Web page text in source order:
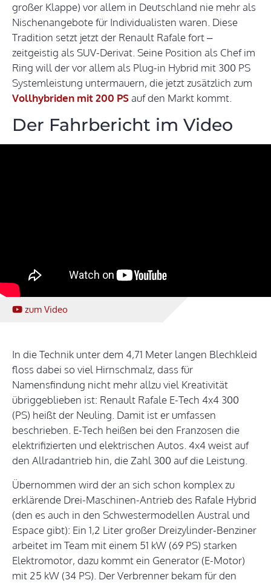
großer Klappe) vor allem in Deutschland nie mehr als
Nischenangebote für Individualisten waren. Diese
Tradition setzt jetzt der Renault Rafale fort –
zeitgeistig als SUV-Derivat. Seine Position als Chef im
Ring will der vor allem als Plug-in Hybrid mit 300 PS
Systemleistung untermauern, die jetzt zusätzlich zum
Vollhybriden mit 200 PSauf den Markt kommt.
Der Fahrbericht im Video
zum Video
In die Technik unter dem 4,71 Meter langen Blechkleid
floss dabei so viel Hirnschmalz, dass für
Namensfindung nicht mehr allzu viel Kreativität
übriggeblieben ist: Renault Rafale E-Tech 4x4 300
(PS) heißt der Neuling. Damit ist er umfassen
beschrieben. E-Tech heißen bei den Franzosen die
elektrifizierten und elektrischen Autos. 4x4 weist auf
den Allradantrieb hin, die Zahl 300 auf die Leistung.
Übernommen wird der an sich schon komplex zu
erklärende Drei-Maschinen-Antrieb des Rafale Hybrid
(den es auch in den Schwestermodellen Austral und
Espace gibt): Ein 1,2 Liter großer Dreizylinder-Benziner
arbeitet im Team mit einem 51 kW (69 PS) starken
Elektromotor, dazu kommt ein Generator (E-Motor)
mit 25 kW (34 PS). Der Verbrenner bekam für den